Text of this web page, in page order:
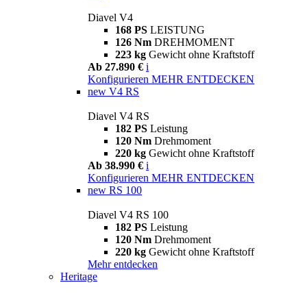
Diavel V4
168 PS LEISTUNG
126 Nm DREHMOMENT
223 kg Gewicht ohne Kraftstoff
Ab 27.890 € i
Konfigurieren MEHR ENTDECKEN
new V4 RS
Diavel V4 RS
182 PS Leistung
120 Nm Drehmoment
220 kg Gewicht ohne Kraftstoff
Ab 38.990 € i
Konfigurieren MEHR ENTDECKEN
new RS 100
Diavel V4 RS 100
182 PS Leistung
120 Nm Drehmoment
220 kg Gewicht ohne Kraftstoff
Mehr entdecken
Heritage